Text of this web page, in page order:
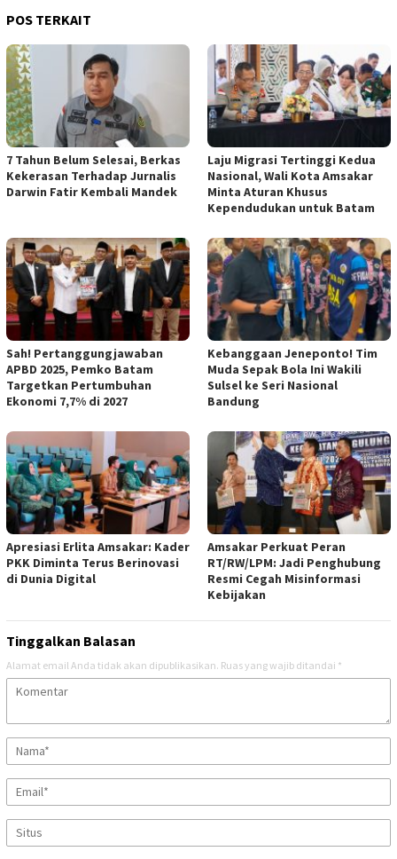
POS TERKAIT
7 Tahun Belum Selesai, Berkas
Kekerasan Terhadap Jurnalis
Darwin Fatir Kembali Mandek
Laju Migrasi Tertinggi Kedua
Nasional, Wali Kota Amsakar
Minta Aturan Khusus
Kependudukan untuk Batam
Sah! Pertanggungjawaban
APBD 2025, Pemko Batam
Targetkan Pertumbuhan
Ekonomi 7,7% di 2027
Kebanggaan Jeneponto! Tim
Muda Sepak Bola Ini Wakili
Sulsel ke Seri Nasional
Bandung
Apresiasi Erlita Amsakar: Kader
PKK Diminta Terus Berinovasi
di Dunia Digital
Amsakar Perkuat Peran
RT/RW/LPM: Jadi Penghubung
Resmi Cegah Misinformasi
Kebijakan
Tinggalkan Balasan
Alamat email Anda tidak akan dipublikasikan. Ruas yang wajib ditandai *